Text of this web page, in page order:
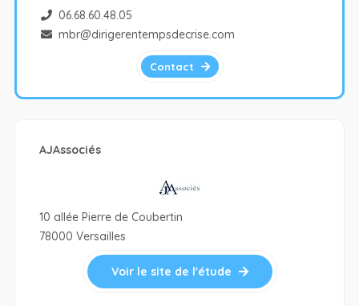
06.68.60.48.05
mbr@dirigerentempsdecrise.com
Contact
AJAssociés
10 allée Pierre de Coubertin
78000 Versailles
Voir le site de l'étude